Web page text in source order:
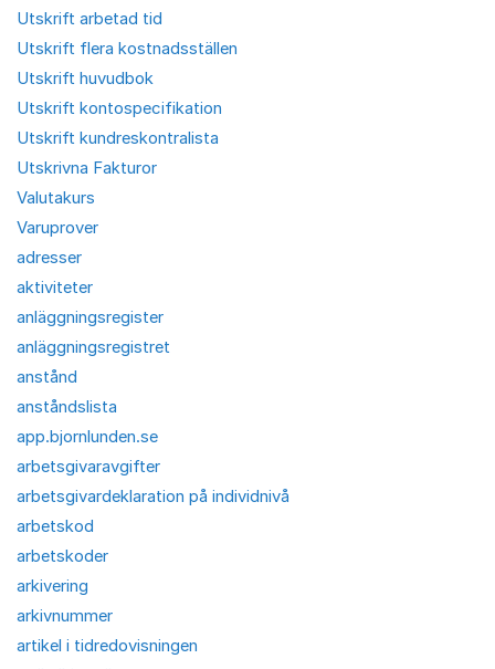
Utskrift arbetad tid
Utskrift flera kostnadsställen
Utskrift huvudbok
Utskrift kontospecifikation
Utskrift kundreskontralista
Utskrivna Fakturor
Valutakurs
Varuprover
adresser
aktiviteter
anläggningsregister
anläggningsregistret
anstånd
anståndslista
app.bjornlunden.se
arbetsgivaravgifter
arbetsgivardeklaration på individnivå
arbetskod
arbetskoder
arkivering
arkivnummer
artikel i tidredovisningen